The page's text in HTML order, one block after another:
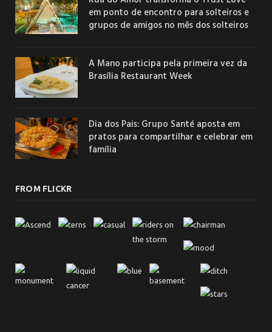
em ponto de encontro para solteiros e
grupos de amigos no mês dos solteiros
A Mano participa pela primeira vez da
Brasília Restaurant Week
Dia dos Pais: Grupo Santé aposta em
pratos para compartilhar e celebrar em
família
FROM FLICKR